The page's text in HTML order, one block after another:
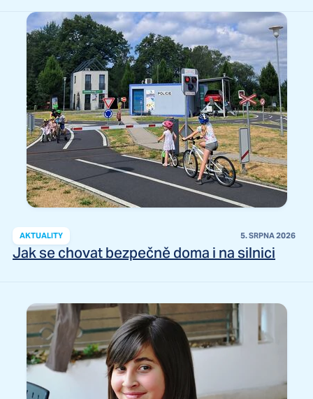
AKTUALITY 5. SRPNA 2026
Jak se chovat bezpečně doma i na silnici